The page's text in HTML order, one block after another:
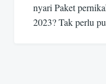
nyari Paket
2023? Tak perlu